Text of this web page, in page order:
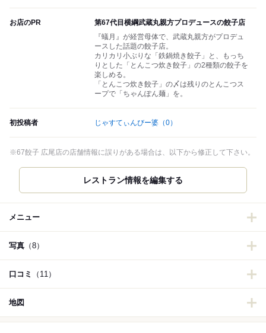
お店のPR
第67代目横綱武蔵丸親方プロデュースの餃子店
『蟻月』が経営母体で、武蔵丸親方がプロデュ
ースした話題の餃子店。
カリカリ小ぶりな「鉄鍋焼き餃子」と、もっち
りとした「とんこつ炊き餃子」の2種類の餃子を
楽しめる。
「とんこつ炊き餃子」の〆は残りのとんこつス
ープで「ちゃんぽん麺」を。
初投稿者 じゃすてぃんびー婆 （0）
※67餃子 広尾店の店舗情報に誤りがある場合は、以下から修正して下さい。
レストラン情報を編集する
メニュー
写真 （8）
口コミ （11）
地図